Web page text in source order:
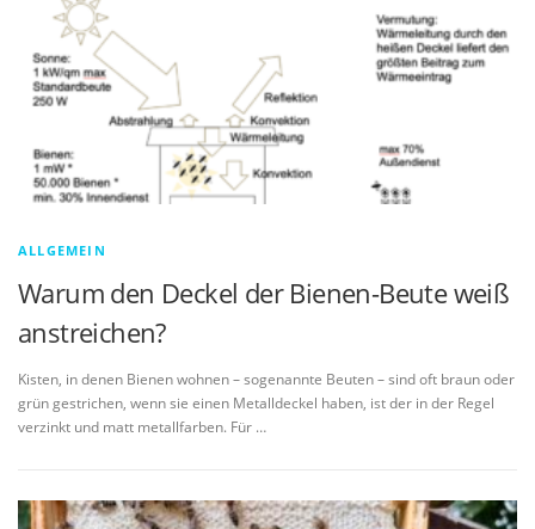
ALLGEMEIN
Warum den Deckel der Bienen-Beute weiß
anstreichen?
Kisten, in denen Bienen wohnen – sogenannte Beuten – sind oft braun oder
grün gestrichen, wenn sie einen Metalldeckel haben, ist der in der Regel
verzinkt und matt metallfarben. Für …